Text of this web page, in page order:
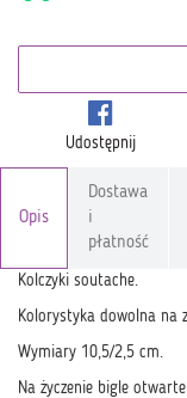
Udostępnij
Opis
Dostawa
i
płatność
Kolczyki soutache.
Kolorystyka dowolna na
Wymiary 10,5/2,5 cm.
Na życzenie bigle